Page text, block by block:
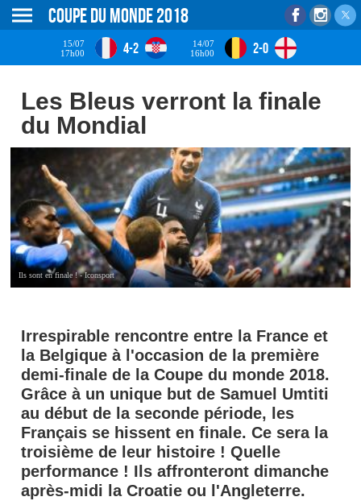
Coupe du monde 2018
15/07
17h00
4-2
14/07
16h00
2-0
Les Bleus verront la finale
du Mondial
Ils sont en finale ! - Iconsport
Irrespirable rencontre entre la France et
la Belgique à l'occasion de la première
demi-finale de la Coupe du monde 2018.
Grâce à un unique but de Samuel Umtiti
au début de la seconde période, les
Français se hissent en finale. Ce sera la
troisième de leur histoire ! Quelle
performance ! Ils affronteront dimanche
après-midi la Croatie ou l'Angleterre.